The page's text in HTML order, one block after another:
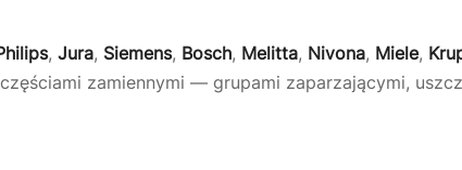
, Jura, Siemens, Bosch, Melitta, Nivona, Miele,
zamiennymi — grupami zaparzającymi,